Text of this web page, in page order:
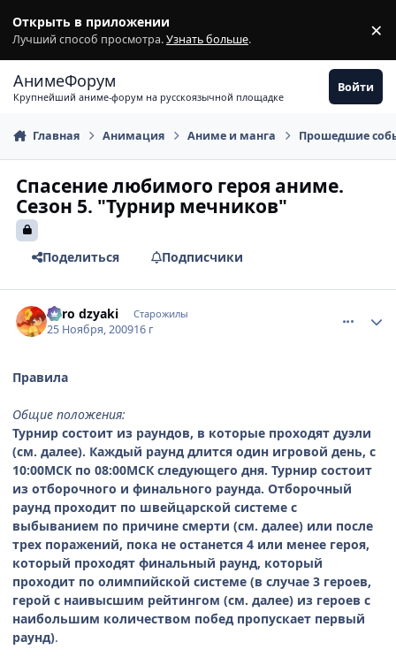
Открыть в приложении
Лучший способ просмотра.Узнать больше. ×
АнимеФорум
Крупнейший аниме-форум на русскоязычной площадке
Войти
Главная Анимация Аниме и манга Прошедшие
Спасение любимого героя аниме.
Сезон 5. "Турнир мечников"
Поделиться Подписчики
niiro dzyaki Старожилы
25 Ноября, 200916 г
Правила
Общие положения:
Турнир состоит из раундов, в которые проходят дуэли
(см. далее). Каждый раунд длится один игровой день, с
10:00МСК по 08:00МСК следующего дня. Турнир состоит
из отборочного и финального раунда. Отборочный
раунд проходит по швейцарской системе с
выбыванием по причине смерти (см. далее) или после
трех поражений, пока не останется 4 или менее героя,
который проходят финальный раунд, который
проходит по олимпийской системе (в случае 3 героев,
герой с наивысшим рейтингом (см. далее) из героев с
наибольшим количеством побед пропускает первый
раунд).